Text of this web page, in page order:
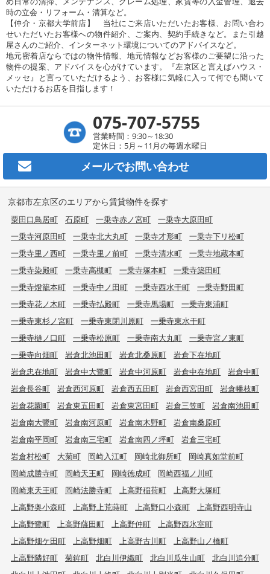
時の立会・リフォーム・清算など。
【仲介・京都大学前店】 当社にご来店いただいたお客様、お問い合わ
せいただいたお客様への物件紹介、ご案内、契約手続きなど。また引越
屋さんのご紹介、インターネット環境についてのアドバイスなど。
地元密着店ならではの物件情報、地元情報などお客様のご要望に沿った
物件の提案、アドバイスを心がけています。『左京区と言えばハウス・
メッセ』と言っていただけるよう、お客様に気軽に入って何でも聞いて
いただけるお店を目指します！
075-707-5755
営業時間：9:30～18:30
定休日：5月～11月の毎週水曜日
メールでお問い合わせ
京都市左京区のエリアから賃貸物件を探す
粟田口鳥居町 石原町 一乗寺赤ノ宮町
一乗寺大原田町
一乗寺河原田町
一乗寺北大丸町 一乗寺才形町
一乗寺下リ松町
一乗寺里ノ西町
一乗寺里ノ前町 一乗寺清水町
一乗寺地蔵本町
一乗寺染殿町
一乗寺高槻町 一乗寺塚本町
一乗寺築田町
一乗寺燈籠本町
一乗寺中ノ田町 一乗寺西水干町
一乗寺野田町
一乗寺花ノ木町
一乗寺払殿町 一乗寺馬場町
一乗寺東浦町
一乗寺東杉ノ宮町
一乗寺東閉川原町
一乗寺東水干町
一乗寺樋ノ口町
一乗寺松原町 一乗寺南大丸町
一乗寺宮ノ東町
一乗寺向畑町
岩倉北池田町 岩倉北桑原町
岩倉下在地町
岩倉忠在地町
岩倉中大鷺町 岩倉中河原町 岩倉中在地町
岩倉中町
岩倉長谷町
岩倉西河原町 岩倉西五田町 岩倉西宮田町
岩倉幡枝町
岩倉花園町
岩倉東五田町 岩倉東宮田町 岩倉三笠町
岩倉南池田町
岩倉南大鷺町
岩倉南河原町 岩倉南木野町
岩倉南桑原町
岩倉南平岡町
岩倉南三宅町 岩倉南四ノ坪町
岩倉三宅町
岩倉村松町
大菊町 岡崎入江町 岡崎北御所町
岡崎真如堂前町
岡崎成勝寺町
岡崎天王町 岡崎徳成町
岡崎西福ノ川町
岡崎東天王町
岡崎法勝寺町 上高野稲荷町
上高野大塚町
上高野奥小森町
上高野上荒蒔町 上高野口小森町
上高野西明寺山
上高野鷺町
上高野薩田町 上高野仲町
上高野西氷室町
上高野畑ケ田町
上高野畑町 上高野古川町
上高野山ノ橋町
上高野隣好町
菊鉾町 北白川伊織町 北白川瓜生山町
北白川追分町